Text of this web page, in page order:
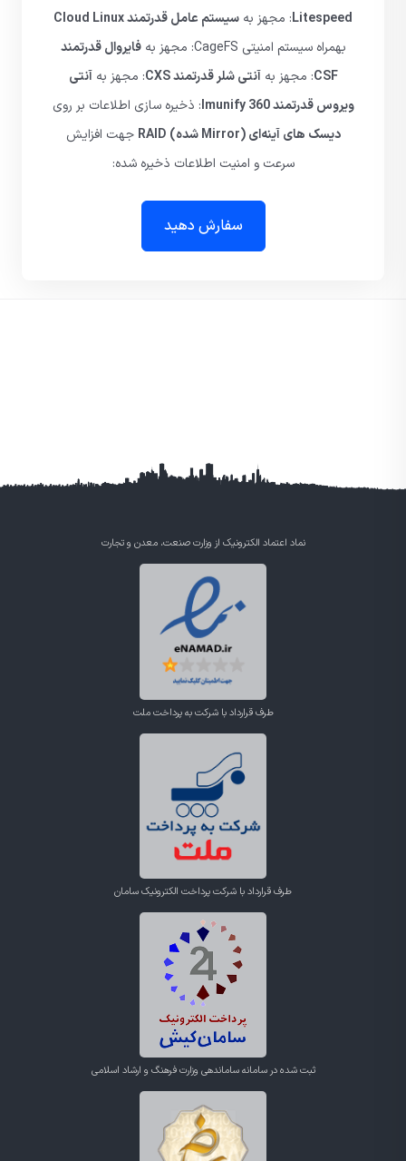
Litespeed: مجهز به سیستم عامل قدرتمند Cloud Linux
بهمراه سیستم امنیتی CageFS: مجهز به
فایروال قدرتمند
CSF: مجهز بهآنتی شلر قدرتمند CXS : مجهز بهآنتی
ویروس قدرتمند Imunify 360
: ذخیره سازی اطلاعات بر روی
دیسک های آینه‌ای (Mirror شده) RAID
جهت افزایش
سرعت و امنیت اطلاعات ذخیره شده:
سفارش دهید
نماد اعتماد الکترونیک از وزارت صنعت، معدن و تجارت
طرف قرارداد با شرکت به پرداخت ملت
طرف قرارداد با شرکت پرداخت الکترونیک سامان
ثبت شده در سامانه ساماندهی وزارت فرهنگ و ارشاد اسلامی